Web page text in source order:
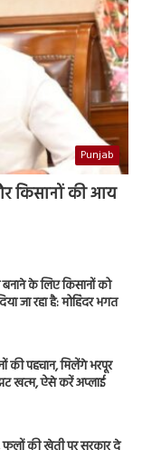
Punjab
किसानों की आय
के लिए किसानों को
जा रहा है: मोहिंदर भगत
की पहचान, मिलेंगे भरपूर
खत्म, ऐसे करें अप्लाई